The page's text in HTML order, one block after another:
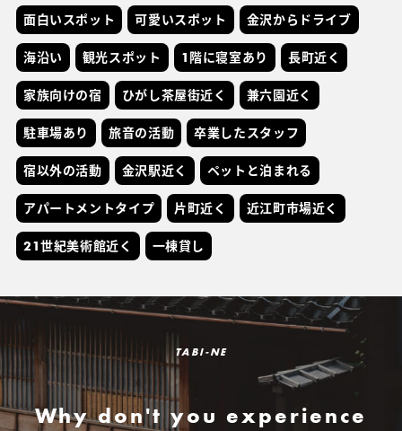
面白いスポット 可愛いスポット 金沢からドライブ
海沿い 観光スポット 1階に寝室あり 長町近く
家族向けの宿 ひがし茶屋街近く 兼六園近く
駐車場あり 旅音の活動 卒業したスタッフ
宿以外の活動 金沢駅近く ペットと泊まれる
アパートメントタイプ 片町近く 近江町市場近く
21世紀美術館近く 一棟貸し
TABI-NE
Why don't you experience